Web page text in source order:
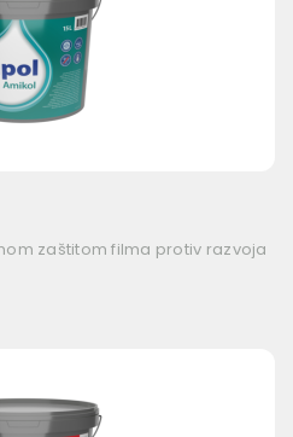
zaštitom filma protiv razvoja